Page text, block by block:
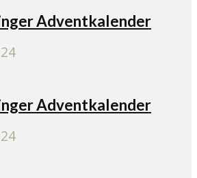
Adventkalender
Adventkalender